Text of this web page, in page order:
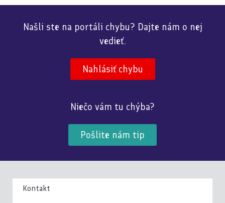
Našli ste na portáli chybu? Dajte nám o nej
vedieť.
Nahlásiť chybu
Niečo vám tu chýba?
Pošlite nám tip
Kontakt